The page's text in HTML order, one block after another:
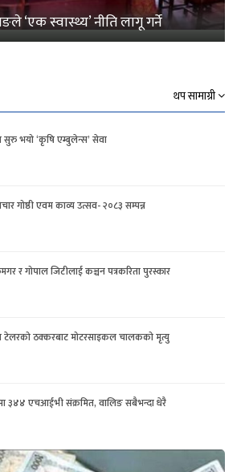
‘एक स्वास्थ्य’ नीति लागू गर्ने
थप सामाग्री
सुरु भयो ‘कृषि एम्बुलेन्स’ सेवा
गोष्ठी एवम काव्य उत्सव- २०८३ सम्पन्न
र गोपाल जिटीलाई कञ्चन पत्रकरिता पुरस्कार
टेलरको ठक्करबाट मोटरसाइकल चालकको मृत्यु
३४४ एचआईभी संक्रमित, वालिङ सबैभन्दा धेरै